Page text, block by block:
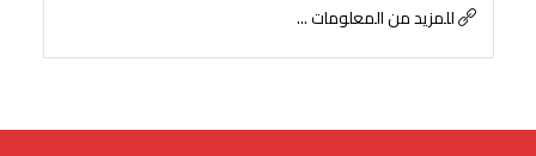
للمزيد من المعلومات ...